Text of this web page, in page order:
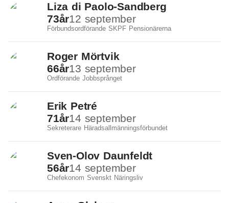
Liza di Paolo-Sandberg
73år12 september
Förbundsordförande SKPF Pensionärerna
Roger Mörtvik
66år13 september
Ordförande Jobbsprånget
Erik Petré
71år14 september
Sekreterare Häradsallmänningsförbundet
Sven-Olov Daunfeldt
56år14 september
Chefekonom Svenskt Näringsliv